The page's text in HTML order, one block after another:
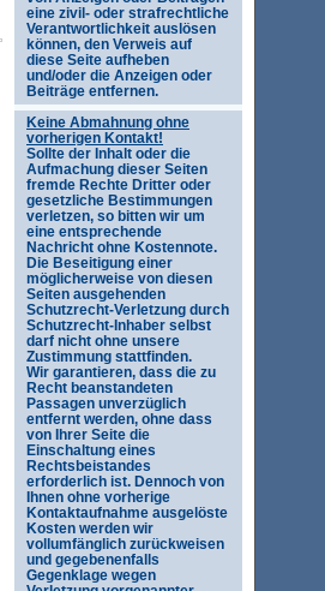
eine zivil- oder strafrechtliche
Verantwortlichkeit auslösen
können, den Verweis auf
diese Seite aufheben
und/oder die Anzeigen oder
Beiträge entfernen.
Keine Abmahnung ohne
vorherigen Kontakt!
Sollte der Inhalt oder die
Aufmachung dieser Seiten
fremde Rechte Dritter oder
gesetzliche Bestimmungen
verletzen, so bitten wir um
eine entsprechende
Nachricht ohne Kostennote.
Die Beseitigung einer
möglicherweise von diesen
Seiten ausgehenden
Schutzrecht-Verletzung durch
Schutzrecht-Inhaber selbst
darf nicht ohne unsere
Zustimmung stattfinden.
Wir garantieren, dass die zu
Recht beanstandeten
Passagen unverzüglich
entfernt werden, ohne dass
von Ihrer Seite die
Einschaltung eines
Rechtsbeistandes
erforderlich ist. Dennoch von
Ihnen ohne vorherige
Kontaktaufnahme ausgelöste
Kosten werden wir
vollumfänglich zurückweisen
und gegebenenfalls
Gegenklage wegen